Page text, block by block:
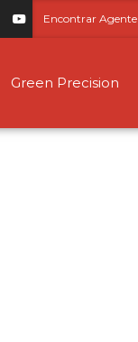
Encontrar Agente
Green Precision